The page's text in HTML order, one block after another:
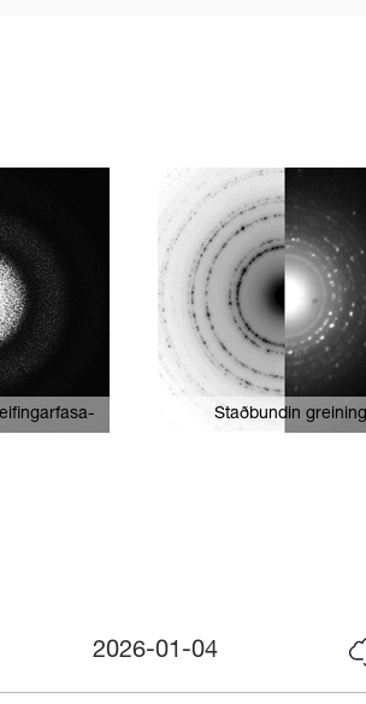
Staðbundin greining
2026-01-04